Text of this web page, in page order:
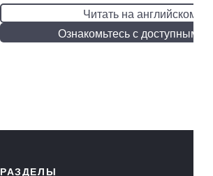
Читать на английском
Ознакомьтесь с доступными
РАЗДЕЛЫ